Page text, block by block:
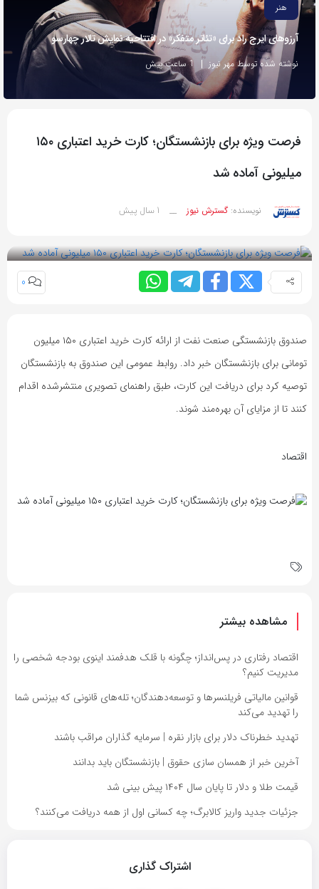
کپی
لینک
هنر
آرزوهای ایرج راد برای «تئاتر متفکر» در افتتاحیه نمایش تالار چهارسو
نوشته شده توسط مهر نیوز 1 ساعت پیش
فرصت ویژه برای بازنشستگان؛ کارت خرید اعتباری ۱۵۰
میلیونی آماده شد
نویسنده: گسترش نیوز __ 1 سال پیش
0
صندوق بازنشستگی صنعت نفت از ارائه کارت خرید اعتباری ۱۵۰ میلیون
تومانی برای بازنشستگان خبر داد. روابط عمومی این صندوق به بازنشستگان
توصیه کرد برای دریافت این کارت، طبق راهنمای تصویری منتشرشده اقدام
کنند تا از مزایای آن بهره‌مند شوند.
اقتصاد
مشاهده بیشتر
اقتصاد رفتاری در پس‌انداز؛ چگونه با قلک هدفمند اینوی بودجه شخصی را
مدیریت کنیم؟
قوانین مالیاتی فریلنسرها و توسعه‌دهندگان؛ تله‌های قانونی که بیزنس شما
را تهدید می‌کند
تهدید خطرناک دلار برای بازار نقره | سرمایه گذاران مراقب باشند
آخرین خبر از همسان سازی حقوق | بازنشستگان باید بدانند
قیمت طلا و دلار تا پایان سال ۱۴۰۴ پیش بینی شد
جزئیات جدید واریز کالابرگ؛ چه کسانی اول از همه دریافت می‌کنند؟
اشتراک گذاری